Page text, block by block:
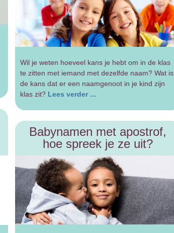
Wil je weten hoeveel kans je hebt om in de klas
te zitten met iemand met dezelfde naam? Wat is
de kans dat er een naamgenoot in je kind zijn
klas zit? Lees verder ...
Babynamen met apostrof,
hoe spreek je ze uit?